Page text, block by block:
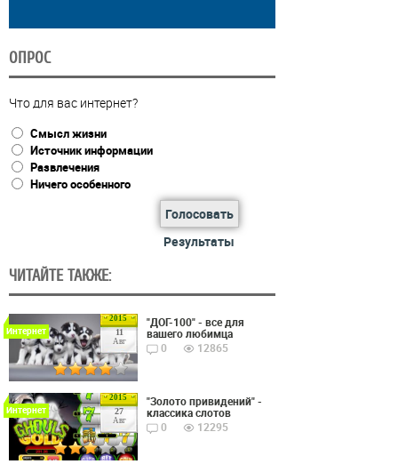
ОПРОС
Что для вас интернет?
Смысл жизни
Источник информации
Развлечения
Ничего особенного
Голосовать
Результаты
ЧИТАЙТЕ ТАКЖЕ:
2015
11
Авг
Интернет
"ДОГ-100" - все для
вашего любимца
0
12865
2015
27
Авг
Интернет
"Золото привидений" -
классика слотов
0
12295